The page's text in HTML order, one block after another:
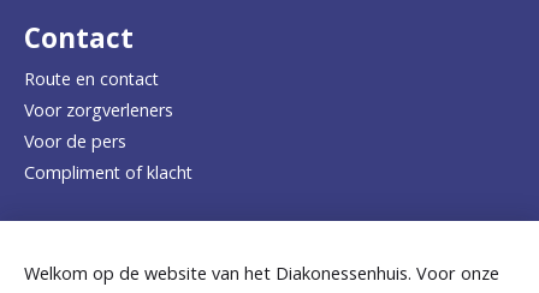
Welkom op de website van het Diakonessenhuis. Voor onze
d
e
h
o
p
Contact
Route en contact
Voor zorgverleners
Voor de pers
Compliment of klacht
Dicht bij jou